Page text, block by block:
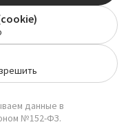
данные в
№152-ФЗ.